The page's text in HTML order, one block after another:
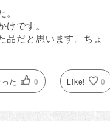
です。
品だと思います。ちょ
た 0 Like! 0